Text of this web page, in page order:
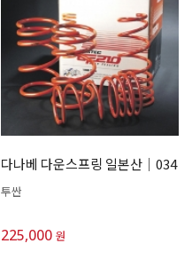
다나베 다운스프링 일본산│034
투싼
225,000 원